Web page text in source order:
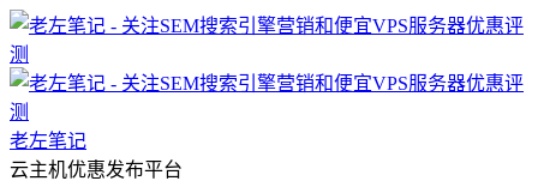
老左笔记
云主机优惠发布平台